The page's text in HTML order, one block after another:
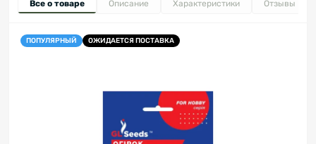
Все о товаре Описание Характеристики Отзывы
ПОПУЛЯРНЫЙ ОЖИДАЕТСЯ ПОСТАВКА